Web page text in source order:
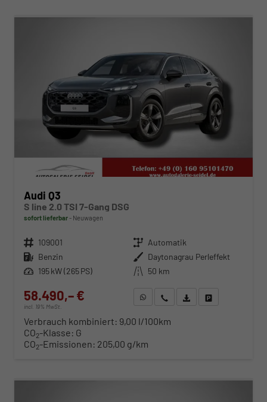
Audi Q3
S line 2.0 TSI 7-Gang DSG
sofort lieferbar Neuwagen
Fahrzeugnr. 109001 Getriebe Automatik
Kraftstoff Benzin Außenfarbe Daytonagrau Perleffekt
Leistung 195 kW (265 PS) Kilometerstand 50 km
58.490,– €
incl. 19% MwSt.
WhatsApp anfragen
Wir rufen Sie anFahrzeugexposé (PDF)
Verbrauch kombiniert: 9,00 l/100km
CO2-Klasse: G
CO2-Emissionen: 205,00 g/km